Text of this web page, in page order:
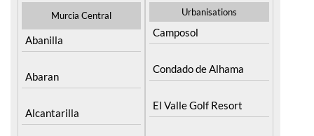
Murcia Central
Abanilla
Abaran
Alcantarilla
Urbanisations
Camposol
Condado de Alhama
El Valle Golf Resort